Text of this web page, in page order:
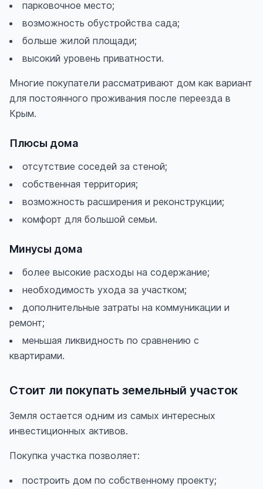
парковочное место;
возможность обустройства сада;
больше жилой площади;
высокий уровень приватности.
Многие покупатели рассматривают дом как вариант
для постоянного проживания после переезда в
Крым.
Плюсы дома
отсутствие соседей за стеной;
собственная территория;
возможность расширения и реконструкции;
комфорт для большой семьи.
Минусы дома
более высокие расходы на содержание;
необходимость ухода за участком;
дополнительные затраты на коммуникации и
ремонт;
меньшая ликвидность по сравнению с
квартирами.
Стоит ли покупать земельный участок
Земля остается одним из самых интересных
инвестиционных активов.
Покупка участка позволяет:
построить дом по собственному проекту;